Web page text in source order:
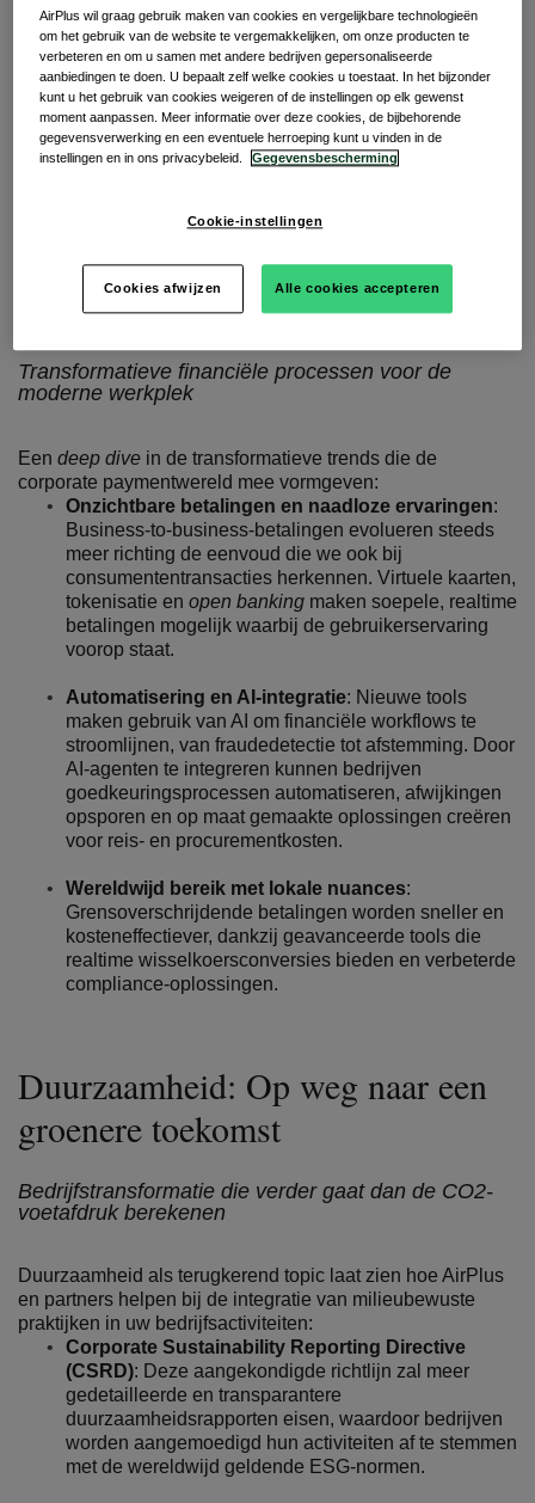
Luxemburg en Zweden.
Elk event had één of meerdere keynote sprekers om topics
zoals de nieuwste trends en inzichten in de zakelijke
betaalsector te bespreken.
En wij zijn geen gatekeepers! Laten we samen de
Sterkere bedrijven dankzij
innovatieve betaaltrends
Transformatieve financiële processen voor de
moderne werkplek
Een deep dive in de transformatieve trends die de
corporate paymentwereld mee vormgeven:
Onzichtbare betalingen en naadloze ervaringen:
Business-to-business-betalingen evolueren steeds
meer richting de eenvoud die we ook bij
consumententransacties herkennen. Virtuele kaarten,
tokenisatie en open banking maken soepele, realtime
betalingen mogelijk waarbij de gebruikerservaring
voorop staat.
Automatisering en AI-integratie: Nieuwe tools
maken gebruik van AI om financiële workflows te
stroomlijnen, van fraudedetectie tot afstemming. Door
AI-agenten te integreren kunnen bedrijven
goedkeuringsprocessen automatiseren, afwijkingen
opsporen en op maat gemaakte oplossingen creëren
voor reis- en procurementkosten.
Wereldwijd bereik met lokale nuances:
Grensoverschrijdende betalingen worden sneller en
kosteneffectiever, dankzij geavanceerde tools die
realtime wisselkoersconversies bieden en verbeterde
compliance-oplossingen.
Duurzaamheid: Op weg naar een
groenere toekomst
Bedrijfstransformatie die verder gaat dan de CO2-
voetafdruk berekenen
Duurzaamheid als terugkerend topic laat zien hoe AirPlus
en partners helpen bij de integratie van milieubewuste
praktijken in uw bedrijfsactiviteiten:
Corporate Sustainability Reporting Directive
(CSRD): Deze aangekondigde richtlijn zal meer
gedetailleerde en transparantere
duurzaamheidsrapporten eisen, waardoor bedrijven
worden aangemoedigd hun activiteiten af te stemmen
met de wereldwijd geldende ESG-normen.
AirPlus wil graag gebruik maken van cookies en vergelijkbare technologieën
om het gebruik van de website te vergemakkelijken, om onze producten te
verbeteren en om u samen met andere bedrijven gepersonaliseerde
aanbiedingen te doen. U bepaalt zelf welke cookies u toestaat. In het bijzonder
kunt u het gebruik van cookies weigeren of de instellingen op elk gewenst
moment aanpassen. Meer informatie over deze cookies, de bijbehorende
gegevensverwerking en een eventuele herroeping kunt u vinden in de
instellingen en in ons privacybeleid.
Gegevensbescherming
Cookie-instellingen
Cookies afwijzen Alle cookies accepteren